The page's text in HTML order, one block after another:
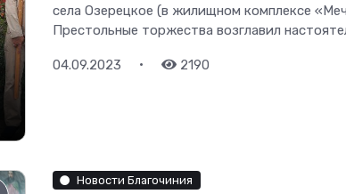
села Озерецкое (в жилищном комплексе
Престольные торжества возглавил
04.09.2023 • 2190
Новости Благочиния